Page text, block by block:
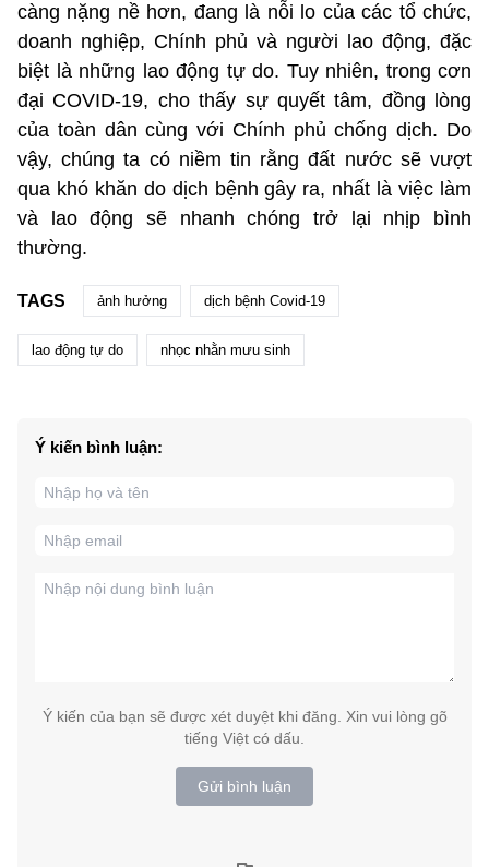
càng nặng nề hơn, đang là nỗi lo của các tổ chức,
doanh nghiệp, Chính phủ và người lao động, đặc
biệt là những lao động tự do. Tuy nhiên, trong cơn
đại COVID-19, cho thấy sự quyết tâm, đồng lòng
của toàn dân cùng với Chính phủ chống dịch. Do
vậy, chúng ta có niềm tin rằng đất nước sẽ vượt
qua khó khăn do dịch bệnh gây ra, nhất là việc làm
và lao động sẽ nhanh chóng trở lại nhịp bình
thường.
TAGS ảnh hưởng dịch bệnh Covid-19
lao động tự do nhọc nhằn mưu sinh
Ý kiến bình luận:
Ý kiến của bạn sẽ được xét duyệt khi đăng. Xin vui lòng gõ
tiếng Việt có dấu.
Gửi bình luận